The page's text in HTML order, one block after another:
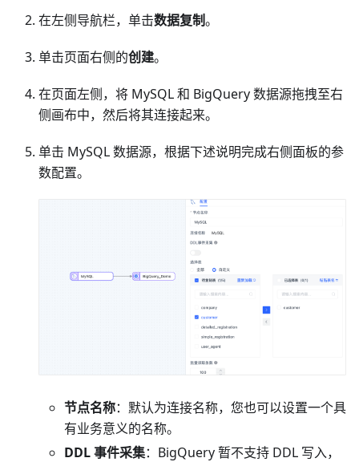
在左侧导航栏，单击数据复制。
单击页面右侧的创建。
在页面左侧，将 MySQL 和 BigQuery 数据源拖拽至右
侧画布中，然后将其连接起来。
单击 MySQL 数据源，根据下述说明完成右侧面板的参
数配置。
节点名称：默认为连接名称，您也可以设置一个具
有业务意义的名称。
DDL 事件采集：BigQuery 暂不支持 DDL 写入，